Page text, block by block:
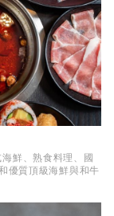
鮮、熟食料理、國
優質頂級海鮮與和牛